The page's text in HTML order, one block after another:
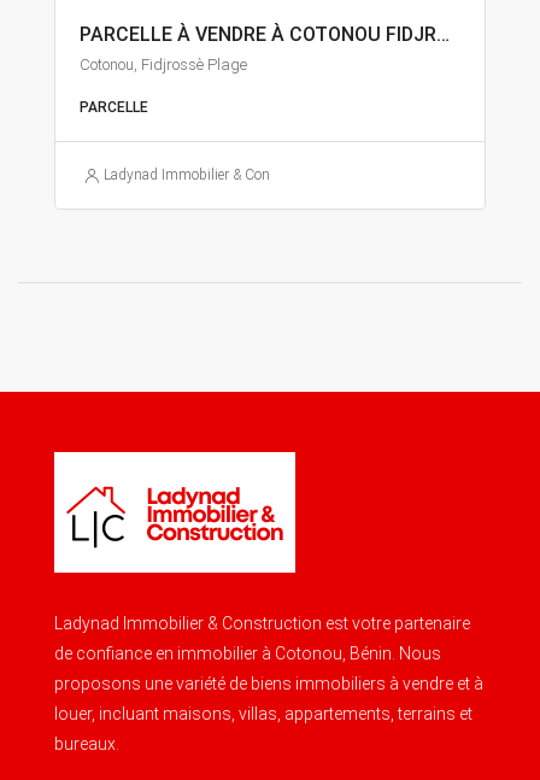
PARCELLE À VENDRE À COTONOU FIDJROSSÈ
Cotonou, Fidjrossè Plage
PARCELLE
Ladynad Immobilier & Construction
Ladynad Immobilier & Construction est votre partenaire
de confiance en immobilier à Cotonou, Bénin. Nous
proposons une variété de biens immobiliers à vendre et à
louer, incluant maisons, villas, appartements, terrains et
bureaux.